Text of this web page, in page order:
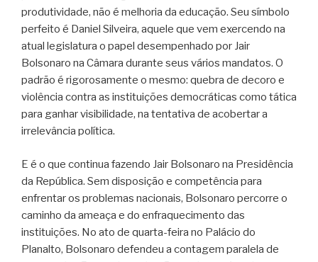
produtividade, não é melhoria da educação. Seu símbolo
perfeito é Daniel Silveira, aquele que vem exercendo na
atual legislatura o papel desempenhado por Jair
Bolsonaro na Câmara durante seus vários mandatos. O
padrão é rigorosamente o mesmo: quebra de decoro e
violência contra as instituições democráticas como tática
para ganhar visibilidade, na tentativa de acobertar a
irrelevância política.
E é o que continua fazendo Jair Bolsonaro na Presidência
da República. Sem disposição e competência para
enfrentar os problemas nacionais, Bolsonaro percorre o
caminho da ameaça e do enfraquecimento das
instituições. No ato de quarta-feira no Palácio do
Planalto, Bolsonaro defendeu a contagem paralela de